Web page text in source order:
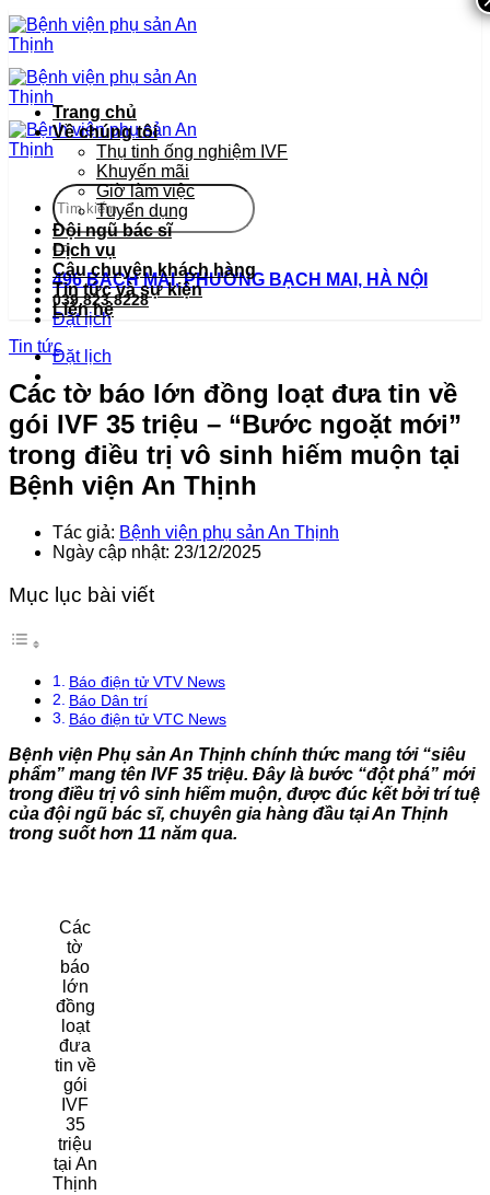
Bỏ
qua
nội
dung
496 BẠCH MAI, PHƯỜNG BẠCH MAI, HÀ NỘI
039.823.8228
Đặt lịch
Đặt lịch
Trang chủ
Về chúng tôi
Thụ tinh ống nghiệm IVF
Khuyến mãi
Giờ làm việc
Tuyển dụng
Đội ngũ bác sĩ
Dịch vụ
Câu chuyện khách hàng
Tin tức và sự kiện
Liên hệ
Tin tức
Các tờ báo lớn đồng loạt đưa tin về
gói IVF 35 triệu – “Bước ngoặt mới”
trong điều trị vô sinh hiếm muộn tại
Bệnh viện An Thịnh
Tác giả: Bệnh viện phụ sản An Thịnh
Ngày cập nhật: 23/12/2025
Mục lục bài viết
Báo điện tử VTV News
Báo Dân trí
Báo điện tử VTC News
Bệnh viện Phụ sản An Thịnh chính thức mang tới “siêu
phẩm” mang tên IVF 35 triệu. Đây là bước “đột phá” mới
trong điều trị vô sinh hiếm muộn, được đúc kết bởi trí tuệ
của đội ngũ bác sĩ, chuyên gia hàng đầu tại An Thịnh
trong suốt hơn 11 năm qua.
Các
tờ
báo
lớn
đồng
loạt
đưa
tin về
gói
IVF
35
triệu
tại An
Thịnh